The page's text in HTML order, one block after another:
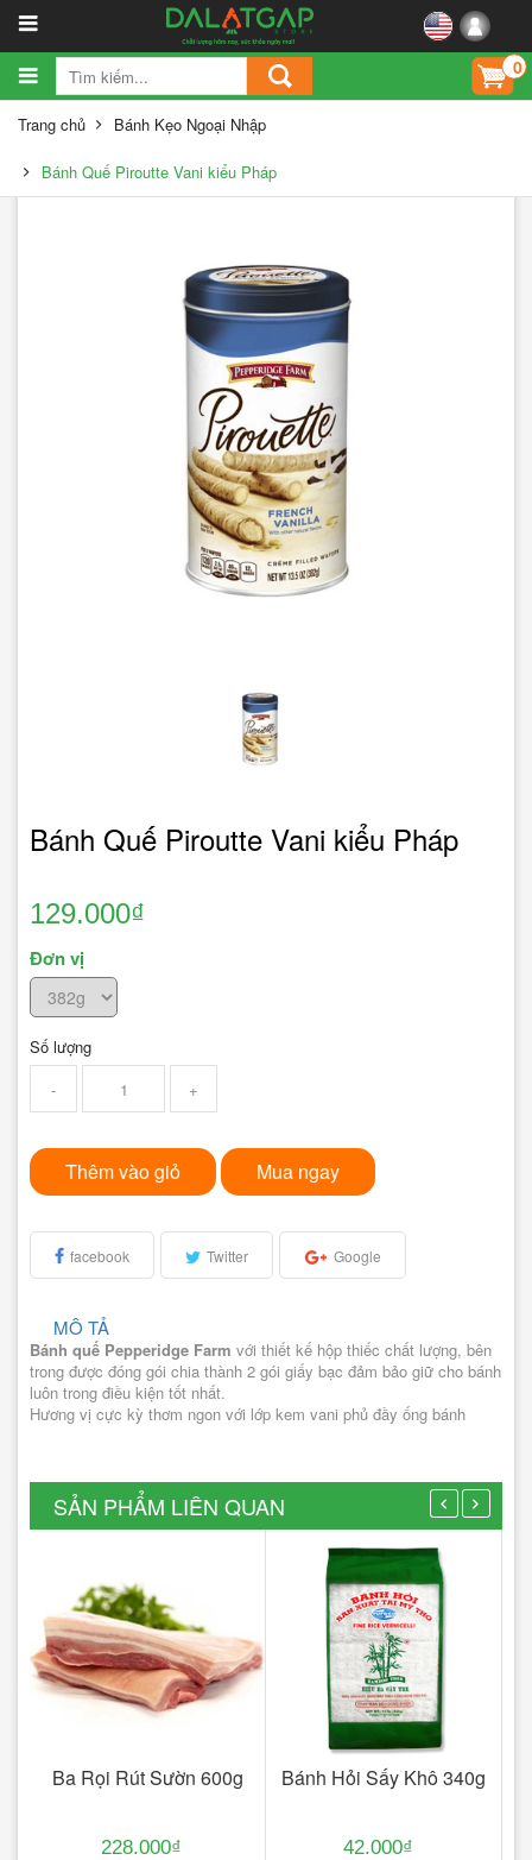
0
Trang chủ Bánh Kẹo Ngoại Nhập
Bánh Quế Piroutte Vani kiểu Pháp
Bánh Quế Piroutte Vani kiểu Pháp
129.000₫
Đơn vị
Số lượng
-
+
Thêm vào giỏ Mua ngay
facebook Twitter Google
MÔ TẢ
Bánh quế Pepperidge Farm với thiết kế hộp thiếc chất lượng, bên
trong được đóng gói chia thành 2 gói giấy bạc đảm bảo giữ cho bánh
luôn trong điều kiện tốt nhất.
Hương vị cực kỳ thơm ngon với lớp kem vani phủ đầy ống bánh
SẢN PHẨM LIÊN QUAN
Ba Rọi Rút Sườn 600g
228.000₫
Bánh Hỏi Sấy Khô 340g
42.000₫